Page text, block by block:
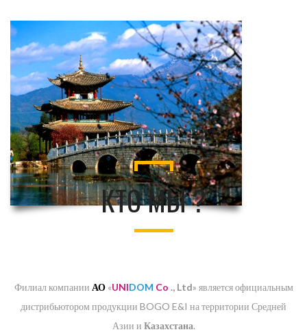
КТО МЫ ?
Филиал компании АО«UNIDOM Co ., Ltd» является официальным
дистрибьютором продукции BOGO E&I на территории Средней
Азии и Казахстана.